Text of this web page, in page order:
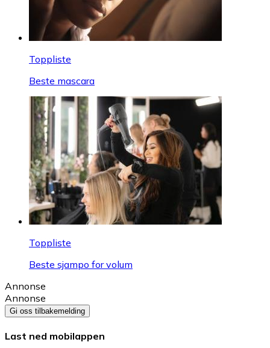
Toppliste
Beste mascara
Toppliste
Beste sjampo for volum
Annonse
Annonse
Gi oss tilbakemelding
Last ned mobilappen